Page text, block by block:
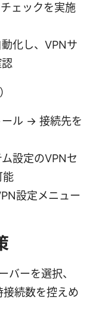
ェックを実施
化し、VPNサ
ル → 接続先を
設定のVPNセ
能
設定メニュー
バーを選択、
続数を控えめ